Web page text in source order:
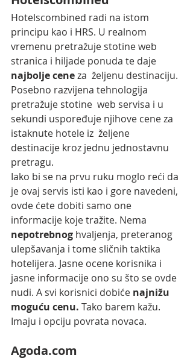
Hotelscombined radi na istom
principu kao i HRS. U realnom
vremenu pretražuje stotine web
stranica i hiljade ponuda te daje
najbolje cene za  željenu destinaciju.
Posebno razvijena tehnologija
pretražuje stotine  web servisa i u
sekundi uspoređuje njihove cene za
istaknute hotele iz  željene
destinacije kroz jednu jednostavnu
pretragu.
Iako bi se na prvu ruku moglo reći da
je ovaj servis isti kao i gore navedeni,
ovde ćete dobiti samo one
informacije koje tražite. Nema
nepotrebnog hvaljenja, preteranog
ulepšavanja i tome sličnih taktika
hotelijera. Jasne ocene korisnika i
jasne informacije ono su što se ovde
nudi. A svi korisnici dobiće najnižu
moguću cenu. Tako barem kažu.
Imaju i opciju povrata novaca.
Agoda.com